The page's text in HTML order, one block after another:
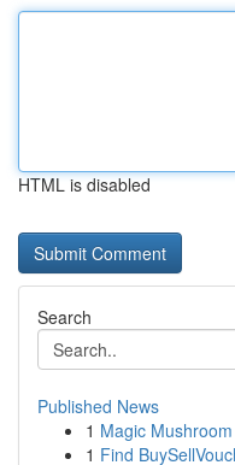
HTML is disabled
Search
Published News
1 Magic
1 Find